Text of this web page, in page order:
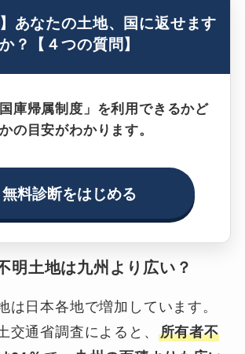
あなたの土地、国に返せます
か？【４つの質問】
国庫帰属制度」を利用できるかど
の目安がわかります。
無料診断をはじめる
明土地は九州より広い？
は日本各地で増加しています。
交通省調査によると、 所有者不